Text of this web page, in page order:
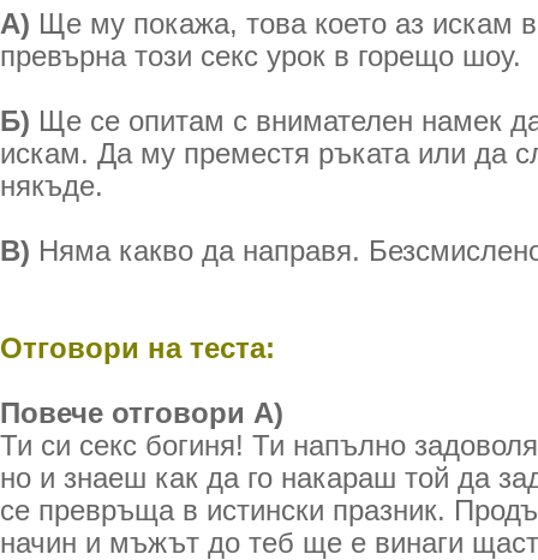
А) Ще му покажа, това което аз искам
превърна този секс урок в горещо шоу.
Б) Ще се опитам с внимателен намек
искам. Да му преместя ръката или да
някъде.
В) Няма какво да направя.
Отговори на теста:
Повече отговори А)
Ти си секс богиня! Ти напълно
но и знаеш как да го накараш той да
се превръща в истински празник.
начин и мъжът до теб ще е винаги